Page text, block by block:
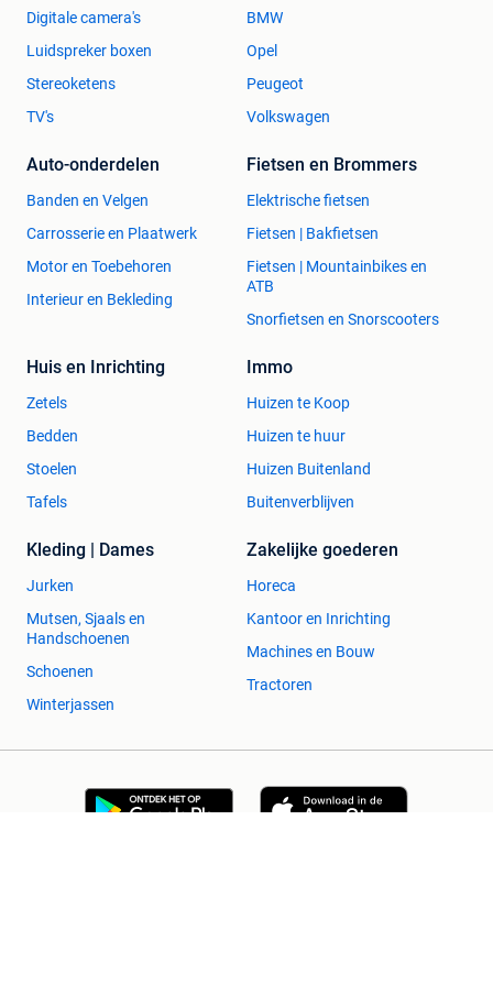
Digitale camera's
Luidspreker boxen
Stereoketens
TV's
BMW
Opel
Peugeot
Volkswagen
Auto-onderdelen
Banden en Velgen
Carrosserie en Plaatwerk
Motor en Toebehoren
Interieur en Bekleding
Fietsen en Brommers
Elektrische fietsen
Fietsen | Bakfietsen
Fietsen | Mountainbikes en
ATB
Snorfietsen en Snorscooters
Huis en Inrichting
Zetels
Bedden
Stoelen
Tafels
Immo
Huizen te Koop
Huizen te huur
Huizen Buitenland
Buitenverblijven
Kleding | Dames
Jurken
Mutsen, Sjaals en
Handschoenen
Schoenen
Winterjassen
Zakelijke goederen
Horeca
Kantoor en Inrichting
Machines en Bouw
Tractoren